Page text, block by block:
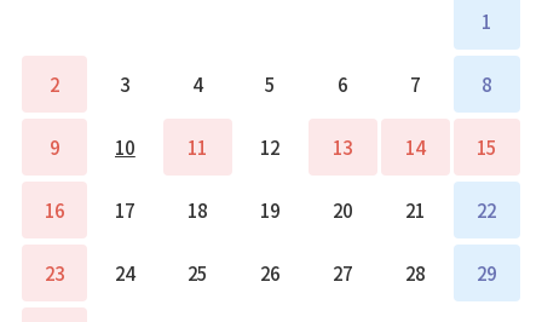
1
2 3 4 5 6 7 8
9 10 11 12 13 14 15
16 17 18 19 20 21 22
23 24 25 26 27 28 29